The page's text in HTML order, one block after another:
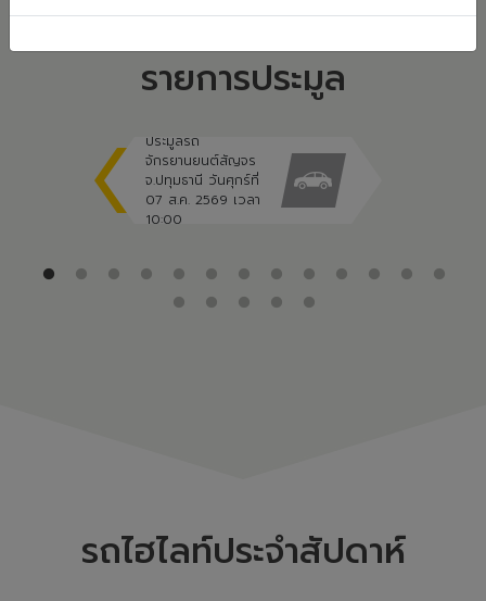
รายการประมูล
ประมูลรถ
จักรยานยนต์สัญจร
จ.ปทุมธานี วันศุกร์ที่
07 ส.ค. 2569 เวลา
10:00
รถไฮไลท์ประจำสัปดาห์